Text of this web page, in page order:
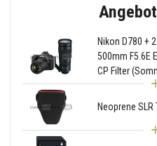
Nikon D780 +
500mm F5.6E
CP Filter
Neoprene SLR